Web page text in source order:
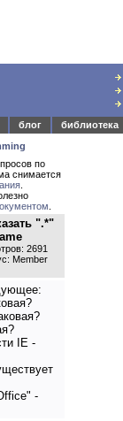
блог
библиотека
по
снимается
".*"
2691
Member
IE -
-